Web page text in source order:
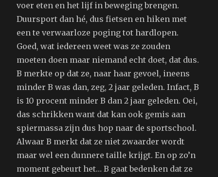
voer eten en het lijf in beweging brengen.
Duursport dan hé, dus fietsen en hiken met
een te verwaarloze poging tot hardlopen.
Goed, wat iedereen weet was ze zouden
moeten doen maar niemand echt doet, dat dus.
B merkte op dat ze, naar haar gevoel, ineens
minder B was dan, zeg, 2 jaar geleden. Infact, B
is 10 procent minder B dan 2 jaar geleden. Oei,
das schrikken want dat kan ook gemis aan
spiermassa zijn dus hop naar de sportschool.
Alwaar B merkt dat ze niet zwaarder wordt
maar wel een dunnere taille krijgt. En op zo’n
moment gebeurt het… B gaat bedenken dat ze